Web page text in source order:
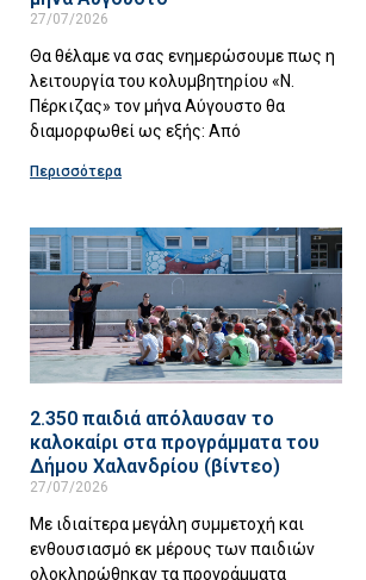
27/07/2026
Θα θέλαμε να σας ενημερώσουμε πως η
λειτουργία του κολυμβητηρίου «Ν.
Πέρκιζας» τον μήνα Αύγουστο θα
διαμορφωθεί ως εξής: Από
Περισσότερα
2.350 παιδιά απόλαυσαν το
καλοκαίρι στα προγράμματα του
Δήμου Χαλανδρίου (βίντεο)
27/07/2026
Με ιδιαίτερα μεγάλη συμμετοχή και
ενθουσιασμό εκ μέρους των παιδιών
ολοκληρώθηκαν τα προγράμματα